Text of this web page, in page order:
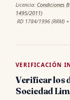
Licencia: Condiciones
1495/2011)
·RD 1784/1996 (RRM)
VERIFICACIÓN
Verificar los
Sociedad